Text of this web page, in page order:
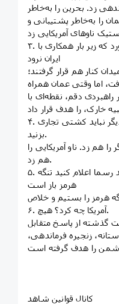
زد. بحرین را به‌خاطر
را به‌خاطر پشتیبانی و
۳. آمریکا چه کرد؟ به عمان فشار آورد که زیر بار همکاری با
ایران نرود
کنار هم قرار گرفتند؛
اما وقتی عمان همراه
راهبردی دقم، نقطه‌ای با
۴. آمریکا چه کرد؟ اولتیماتوم داد که دیگر نباید کشتی تجاری
بزنید.
هم زد. ناو آمریکایی را
هم زد.
۵. آمریکا چه کرد؟ هشدار داد که باید رسما اعلام کنید تنگه
هرمز باز است
۶. آمریکا چه کرد؟ هیچ.
ایران در ۲۴ ساعت گذشته از پاسخ متقابل
زنجیره فرماندهی،
کانال قوانین شاهد